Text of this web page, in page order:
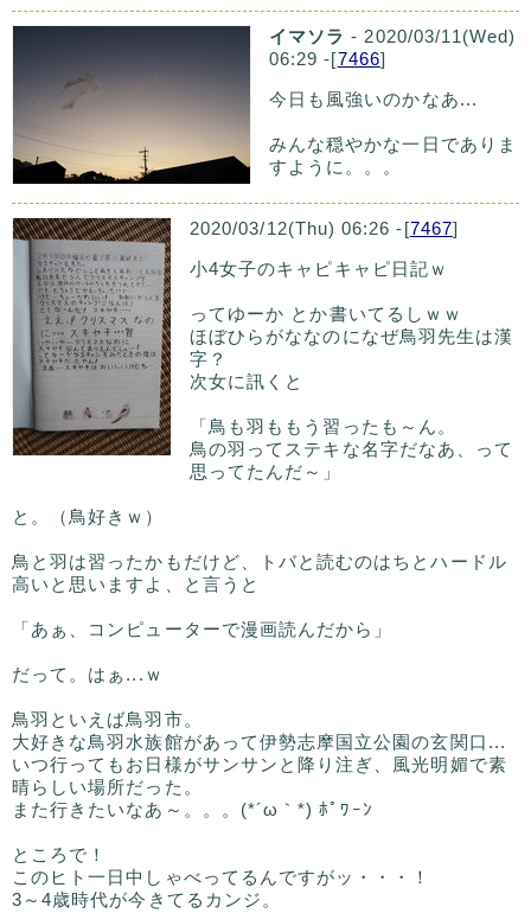
イマソラ - 2020/03/11(Wed)
06:29 -[7466]
今日も風強いのかなあ...
みんな穏やかな一日でありま
すように。。。
2020/03/12(Thu) 06:26 -[7467]
小4女子のキャピキャピ日記ｗ
ってゆーか とか書いてるしｗｗ
ほぼひらがななのになぜ鳥羽先生は漢
字？
次女に訊くと
「鳥も羽ももう習ったも～ん。
鳥の羽ってステキな名字だなあ、って
思ってたんだ～」
と。（鳥好きｗ）
鳥と羽は習ったかもだけど、トバと読むのはちとハードル
高いと思いますよ、と言うと
「あぁ、コンピューターで漫画読んだから」
だって。はぁ...ｗ
鳥羽といえば鳥羽市。
大好きな鳥羽水族館があって伊勢志摩国立公園の玄関口...
いつ行ってもお日様がサンサンと降り注ぎ、風光明媚で素
晴らしい場所だった。
また行きたいなあ～。。。(*´ω｀*) ﾎﾟﾜｰﾝ
ところで！
このヒト一日中しゃべってるんですがッ・・・！
3～4歳時代が今きてるカンジ。